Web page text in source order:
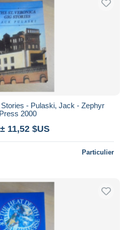
- Pulaski, Jack - Zephyr
Press 2000
± 11,52 $US
Particulier